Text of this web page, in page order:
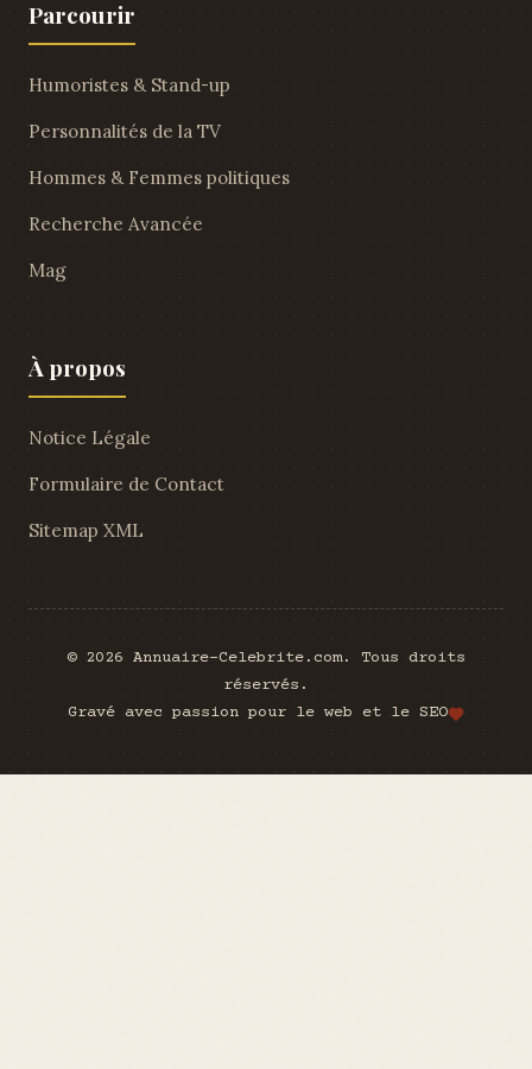
Parcourir
Humoristes & Stand-up
Personnalités de la TV
Hommes & Femmes politiques
Recherche Avancée
Mag
À propos
Notice Légale
Formulaire de Contact
Sitemap XML
© 2026 Annuaire-Celebrite.com. Tous droits
réservés.
Gravé avec passion pour le web et le SEO